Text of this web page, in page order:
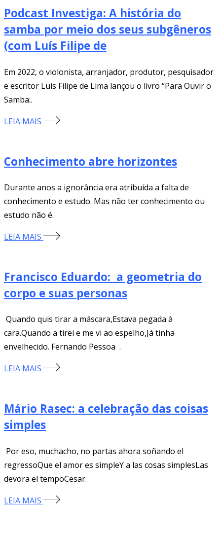
Podcast Investiga: A história do
samba por meio dos seus subgêneros
(com Luís Filipe de
Em 2022, o violonista, arranjador, produtor, pesquisador
e escritor Luís Filipe de Lima lançou o livro “Para Ouvir o
Samba:.
LEIA MAIS
Conhecimento abre horizontes
Durante anos a ignorância era atribuída a falta de
conhecimento e estudo. Mas não ter conhecimento ou
estudo não é.
LEIA MAIS
Francisco Eduardo: a geometria do
corpo e suas personas
Quando quis tirar a máscara,Estava pegada à
cara.Quando a tirei e me vi ao espelho,Já tinha
envelhecido. Fernando Pessoa .
LEIA MAIS
Mário Rasec: a celebração das coisas
simples
Por eso, muchacho, no partas ahora soñando el
regressoQue el amor es simpleY a las cosas simplesLas
devora el tempoCesar.
LEIA MAIS